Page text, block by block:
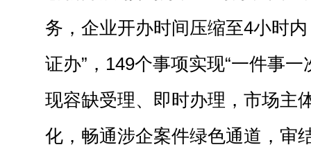
务，企业开办时间压缩至4小时
证办”，149个事项实现“一件事
现容缺受理、即时办理，市场主
化，畅通涉企案件绿色通道，审